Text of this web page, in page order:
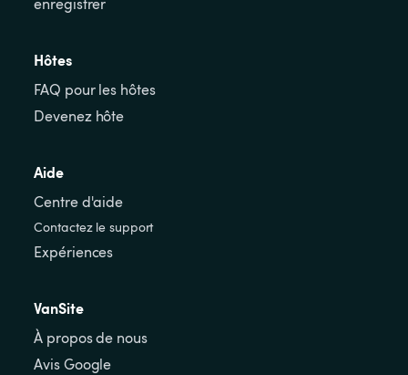
Hôtes
FAQ pour les hôtes
Devenez hôte
Aide
Centre d'aide
Contactez le support
Expériences
VanSite
À propos de nous
Avis Google